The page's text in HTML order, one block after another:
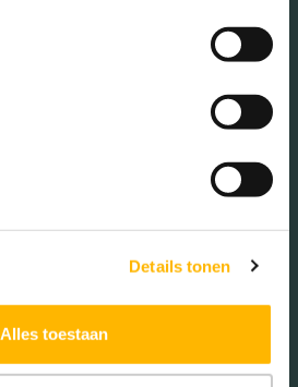
Details tonen
Alles toestaan
Éénpersoons huishoudens